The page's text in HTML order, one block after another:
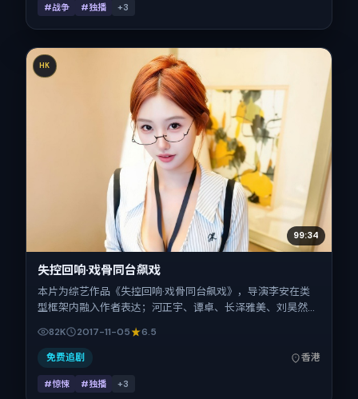
#战争 #独播 +3
HK
99:34
失控回响·戏骨同台飙戏
本片为综艺作品《失控回响·戏骨同台飙戏》，导演李安在类
型框架内融入作者表达；河正宇、谭卓、长泽雅美、刘昊然在
为中国香港。上映时间 2017年11月5日（公映登记日 2017-11-
05），全片134分钟，节奏张弛有度。
82K 2017-11-05 6.5
免费追剧 香港
#惊悚 #独播 +3